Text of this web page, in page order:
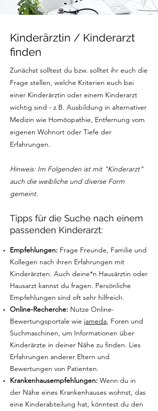
Kinderärztin / Kinderarzt
finden
Zunächst solltest du bzw. solltet ihr euch die
Frage stellen, welche Kriterien euch bei
einer Kinderärztin oder einem Kinderarzt
wichtig sind - z.B. Ausbildung in alternativer
Medizin wie Homöopathie, Entfernung vom
eigenen Wohnort oder Tiefe der
Erfahrungen.
Hinweis: Im Folgenden ist mit "Kinderarzt"
auch die weibliche und diverse Form
gemeint.
Tipps für die Suche nach einem
passenden Kinderarzt:
Empfehlungen: Frage Freunde, Familie und
Kollegen nach ihren Erfahrungen mit
Kinderärzten. Auch deine*n Hausärztin oder
Hausarzt kannst du fragen. Persönliche
Empfehlungen sind oft sehr hilfreich.
Online-Recherche: Nutze Online-
Bewertungsportale wie jameda, Foren und
Suchmaschinen, um Informationen über
Kinderärzte in deiner Nähe zu finden. Lies
Erfahrungen anderer Eltern und
Bewertungen von Patienten.
Krankenhausempfehlungen: Wenn du in
der Nähe eines Krankenhauses wohnst, das
eine Kinderabteilung hat, könntest du den